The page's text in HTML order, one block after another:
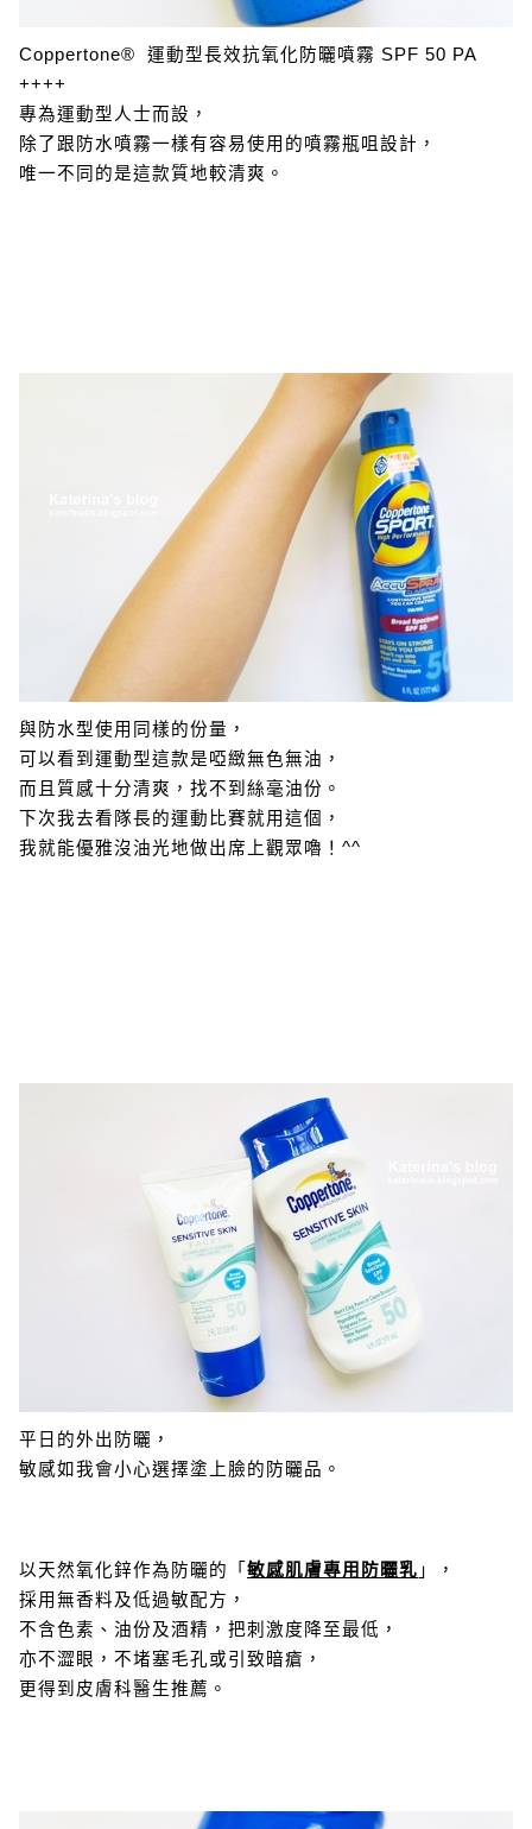
Coppertone® 運動型長效抗氧化防曬噴霧 SPF 50 PA
++++
專為運動型人士而設，
除了跟防水噴霧一樣有容易使用的噴霧瓶咀設計，
唯一不同的是這款質地較清爽。
與防水型使用同樣的份量，
可以看到運動型這款是啞緻無色無油，
而且質感十分清爽，找不到絲毫油份。
下次我去看隊長的運動比賽就用這個，
我就能優雅沒油光地做出席上觀眾嚕！^^
平日的外出防曬，
敏感如我會小心選擇塗上臉的防曬品。
以天然氧化鋅作為防曬的「 敏感肌膚專用防曬乳 」，
採用無香料及低過敏配方，
不含色素、油份及酒精，把刺激度降至最低，
亦不澀眼，不堵塞毛孔或引致暗瘡，
更得到皮膚科醫生推薦。